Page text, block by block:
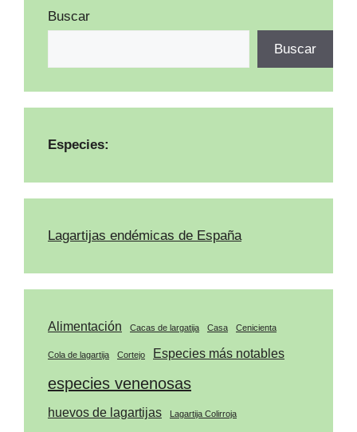
Buscar
Buscar
Especies:
Lagartijas endémicas de España
Alimentación Cacas de largatija Casa Cenicienta
Cola de lagartija Cortejo Especies más notables
especies venenosas
huevos de lagartijas Lagartija Colirroja